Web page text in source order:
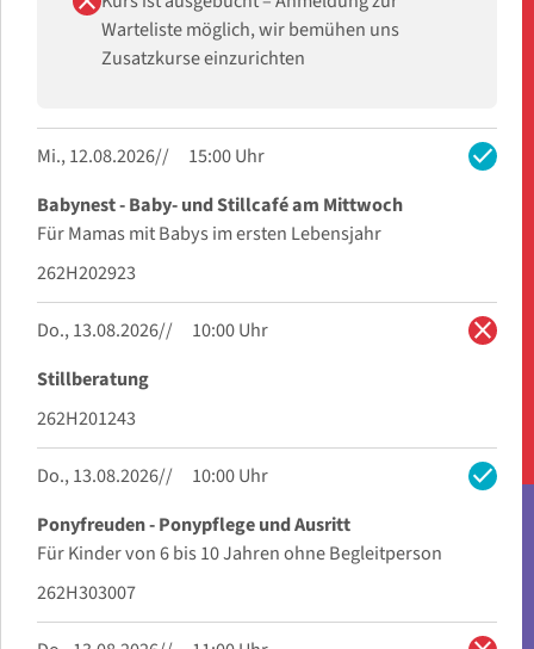
Warteliste möglich, wir bemühen uns
Zusatzkurse einzurichten
check
Mi., 12.08.2026
15:00 Uhr
Babynest - Baby- und Stillcafé am Mittwoch
Für Mamas mit Babys im ersten Lebensjahr
262H202923
close
Do., 13.08.2026
10:00 Uhr
Stillberatung
262H201243
check
Do., 13.08.2026
10:00 Uhr
Ponyfreuden - Ponypflege und Ausritt
Für Kinder von 6 bis 10 Jahren ohne Begleitperson
262H303007